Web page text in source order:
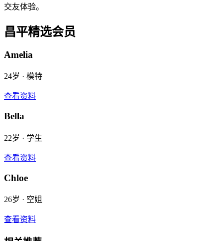
交友体验。
昌平精选会员
Amelia
24岁 · 模特
查看资料
Bella
22岁 · 学生
查看资料
Chloe
26岁 · 空姐
查看资料